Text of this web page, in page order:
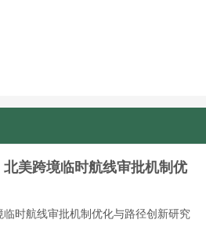
美跨境临时航线审批机制优
时航线审批机制优化与路径创新研究